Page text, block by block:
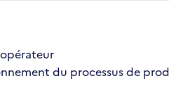
du processus de